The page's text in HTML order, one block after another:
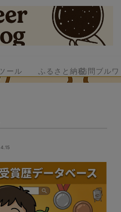
ール ふるさと納税訪問ブル